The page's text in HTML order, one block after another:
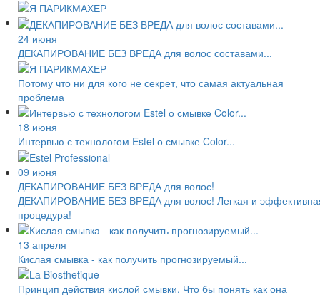
24 июня
ДЕКАПИРОВАНИЕ БЕЗ ВРЕДА для волос составами...
Потому что ни для кого не секрет, что самая актуальная
проблема
18 июня
Интервью с технологом Estel о смывке Color...
09 июня
ДЕКАПИРОВАНИЕ БЕЗ ВРЕДА для волос!
ДЕКАПИРОВАНИЕ БЕЗ ВРЕДА для волос! Легкая и
процедура!
13 апреля
Кислая смывка - как получить прогнозируемый...
Принцип действия кислой смывки. Что бы понять как она